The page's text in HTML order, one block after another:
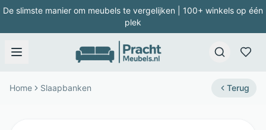
De slimste manier om meubels te vergelijken | 100+ winkels op één
plek
Home Slaapbanken Terug